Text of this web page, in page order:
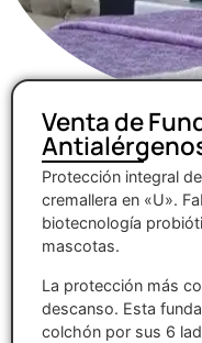
Venta de
Protección integral
cremallera en «U».
biotecnología
mascotas.
La protección más
descanso. Esta
colchón por sus 6